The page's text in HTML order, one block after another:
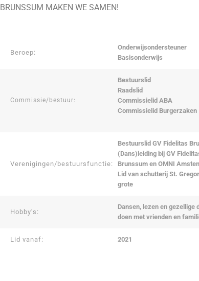
BRUNSSUM MAKEN WE SAMEN!
Beroep:
Onderwijsondersteuner
Basisonderwijs
Commissie/bestuur:
Bestuurslid
Raadslid
Commissielid ABA
Commissielid Burgerzaken
Verenigingen/bestuursfunctie:
Bestuurslid GV Fidelitas
(Dans)leiding bij GV
Brunssum en OMNI
Lid van schutterij St.
grote
Hobby's:
Dansen, lezen en gezellige
doen met vrienden en
Lid vanaf: 2021